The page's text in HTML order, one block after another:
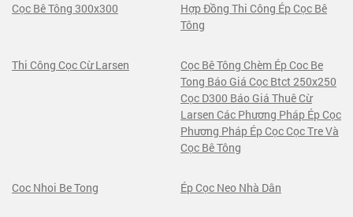
Cọc Bê Tông 300x300
Hợp Đồng Thi Công Ép Cọc Bê
Tông
Thi Công Cọc Cừ Larsen
Cọc Bê Tông Chèm Ép Coc Be
Tong Báo Giá Cọc Btct 250x250
Cọc D300 Báo Giá Thuê Cừ
Larsen Các Phương Pháp Ép Cọc
Phương Pháp Ép Cọc Cọc Tre Và
Cọc Bê Tông
Coc Nhoi Be Tong Ép Cọc Neo Nhà Dân